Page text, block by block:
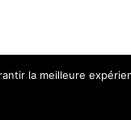
la meilleure